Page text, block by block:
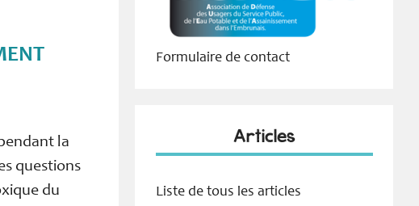
la
questions
du
Formulaire de contact
Articles
Liste de tous les articles